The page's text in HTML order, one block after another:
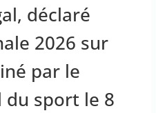
déclaré
2026 sur
par le
sport le 8